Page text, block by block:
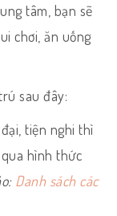
tâm, bạn sẽ
chơi, ăn uống
sau đây:
tiện nghi thì
hình thức
Danh sách các